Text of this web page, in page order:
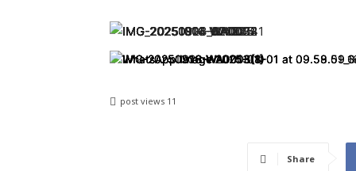
post views 11
Share